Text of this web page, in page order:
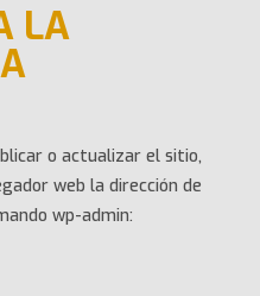
LA
o actualizar el sitio,
web la dirección de
wp-admin: